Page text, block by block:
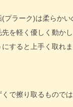
(プラーク)は柔らかい
を軽く優しく動かし
すると上手く取れま
で擦り取るもので